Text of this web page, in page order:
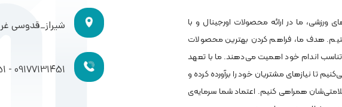
ورزشی، ما در ارائه محصولات اورجینال و با
هدف ما، فراهم کردن بهترین محصولات
تناسب اندام خود اهمیت می‌دهند. ما با تعهد
تا نیازهای مشتریان خود را برآورده کرده و
همراهی کنیم. اعتماد شما سرمایه‌ی
شیراز_قدوسی
09177131451 - 09177131451